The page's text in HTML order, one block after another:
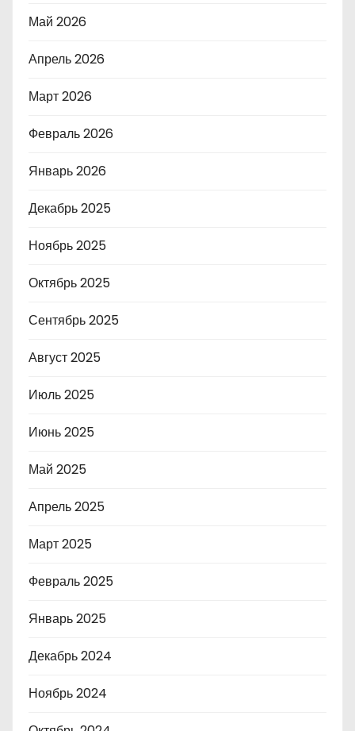
Май 2026
Апрель 2026
Март 2026
Февраль 2026
Январь 2026
Декабрь 2025
Ноябрь 2025
Октябрь 2025
Сентябрь 2025
Август 2025
Июль 2025
Июнь 2025
Май 2025
Апрель 2025
Март 2025
Февраль 2025
Январь 2025
Декабрь 2024
Ноябрь 2024